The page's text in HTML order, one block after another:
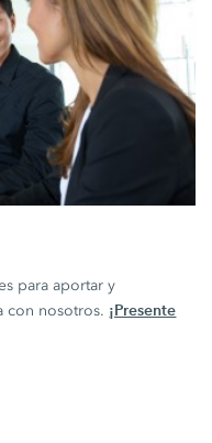
para aportar y
con nosotros. ¡Presente